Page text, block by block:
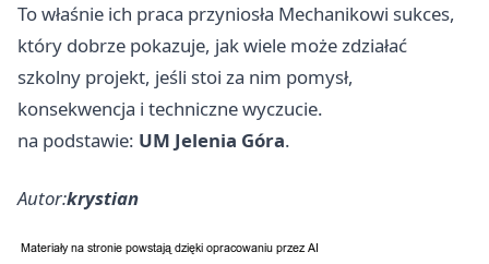
To właśnie ich praca przyniosła Mechanikowi sukces,
który dobrze pokazuje, jak wiele może zdziałać
szkolny projekt, jeśli stoi za nim pomysł,
konsekwencja i techniczne wyczucie.
na podstawie: UM Jelenia Góra.
Autor:krystian